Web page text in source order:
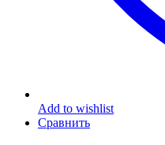
Add to wishlist
Сравнить